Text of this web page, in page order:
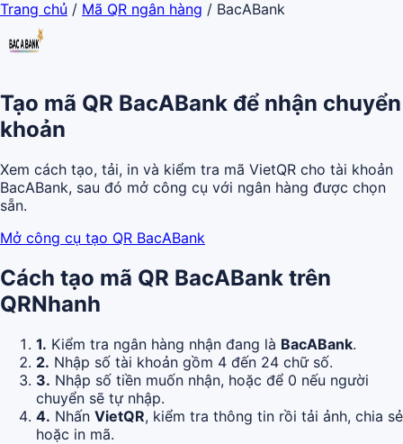
Trang chủ / Mã QR ngân hàng / BacABank
Tạo mã QR BacABank để nhận chuyển
khoản
Xem cách tạo, tải, in và kiểm tra mã VietQR cho tài khoản
BacABank, sau đó mở công cụ với ngân hàng được chọn
sẵn.
Mở công cụ tạo QR BacABank
Cách tạo mã QR BacABank trên
QRNhanh
1. Kiểm tra ngân hàng nhận đang là BacABank.
2. Nhập số tài khoản gồm 4 đến 24 chữ số.
3. Nhập số tiền muốn nhận, hoặc để 0 nếu người
chuyển sẽ tự nhập.
4. Nhấn VietQR, kiểm tra thông tin rồi tải ảnh, chia sẻ
hoặc in mã.